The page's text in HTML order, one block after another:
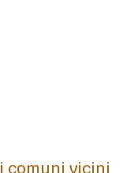
comuni vicini